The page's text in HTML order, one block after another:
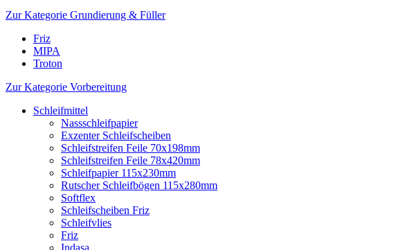
Zur Kategorie Grundierung & Füller
Friz
MIPA
Troton
Zur Kategorie Vorbereitung
Schleifmittel
Nassschleifpapier
Exzenter Schleifscheiben
Schleifstreifen Feile 70x198mm
Schleifstreifen Feile 78x420mm
Schleifpapier 115x230mm
Rutscher Schleifbögen 115x280mm
Softflex
Schleifscheiben Friz
Schleifvlies
Friz
Indasa